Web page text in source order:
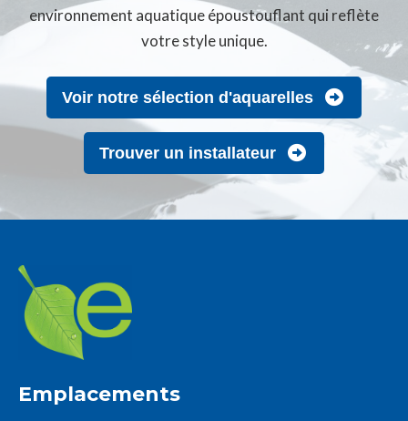
environnement aquatique époustouflant qui reflète
votre style unique.
Voir notre sélection d'aquarelles
Trouver un installateur
Emplacements